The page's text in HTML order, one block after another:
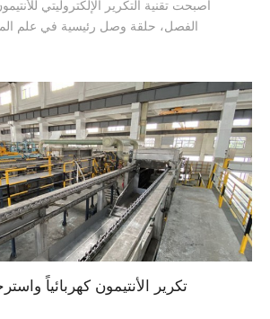
أصبحت تقنية التكرير الإلكتروليتي
الفصل، حلقة وصل رئيسية في علم
تكرير الأنتيمون كهربائياً